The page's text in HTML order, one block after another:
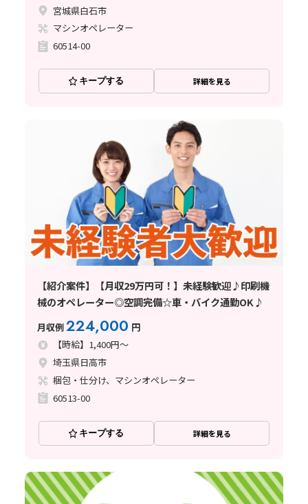
宮城県白石市
マシンオペレーター
60514-00
キープする 詳細を見る
【紹介案件】【月収29万円可！】未経験歓迎♪印刷機
械のオペレーター◎空調完備☆車・バイク通勤OK♪
月収例224,000 円
【時給】1,400円～
埼玉県日高市
梱包・仕分け、マシンオペレーター
60513-00
キープする 詳細を見る